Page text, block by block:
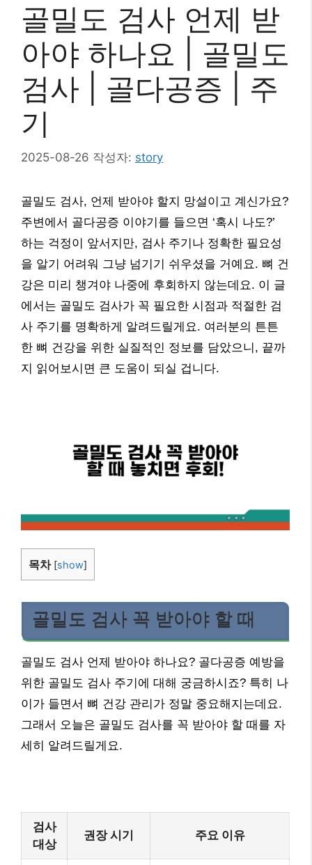
골밀도 검사 언제 받
아야 하나요 | 골밀도
검사 | 골다공증 | 주
기
2025-08-26 작성자: story
골밀도 검사, 언제 받아야 할지 망설이고 계신가요?
주변에서 골다공증 이야기를 들으면 ‘혹시 나도?’
하는 걱정이 앞서지만, 검사 주기나 정확한 필요성
을 알기 어려워 그냥 넘기기 쉬우셨을 거예요. 뼈 건
강은 미리 챙겨야 나중에 후회하지 않는데요. 이 글
에서는 골밀도 검사가 꼭 필요한 시점과 적절한 검
사 주기를 명확하게 알려드릴게요. 여러분의 튼튼
한 뼈 건강을 위한 실질적인 정보를 담았으니, 끝까
지 읽어보시면 큰 도움이 되실 겁니다.
목차 [show]
골밀도 검사 꼭 받아야 할 때
골밀도 검사 언제 받아야 하나요? 골다공증 예방을
위한 골밀도 검사 주기에 대해 궁금하시죠? 특히 나
이가 들면서 뼈 건강 관리가 정말 중요해지는데요.
그래서 오늘은 골밀도 검사를 꼭 받아야 할 때를 자
세히 알려드릴게요.
검사
대상
권장 시기 주요 이유